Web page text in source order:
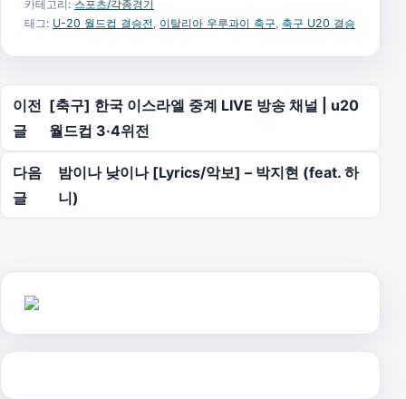
카테고리: 스포츠/각종경기
태그: U-20 월드컵 결승전 이탈리아 우루과이 축구 축구 U20 결승
글 탐색
이전
글
[축구] 한국 이스라엘 중계 LIVE 방송 채널 | u20
월드컵 3·4위전
다음
글
밤이나 낮이나 [Lyrics/악보] – 박지현 (feat. 하
니)